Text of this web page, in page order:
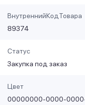
ВнутреннийКодТовара
89374
Статус
Закупка под заказ
Цвет
00000000-0000-